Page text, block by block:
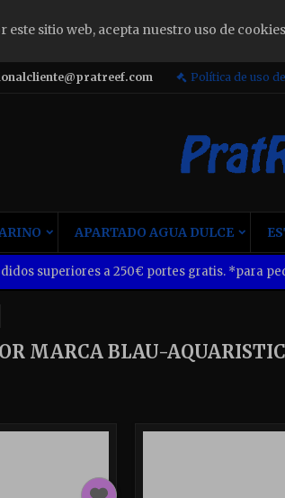
sitio web, acepta nuestro uso de
Política de uso
APARTADO AGUA DULCE
superiores a 250€ portes gratis. *para
MARCA BLAU-AQUARISTIC